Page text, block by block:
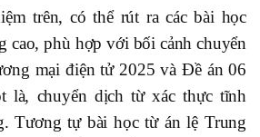
trên, có thể rút ra các bài học
cao, phù hợp với bối cảnh chuyển
mại điện tử 2025 và Đề án 06
là, chuyển dịch từ xác thực tĩnh
Tương tự bài học từ án lệ Trung